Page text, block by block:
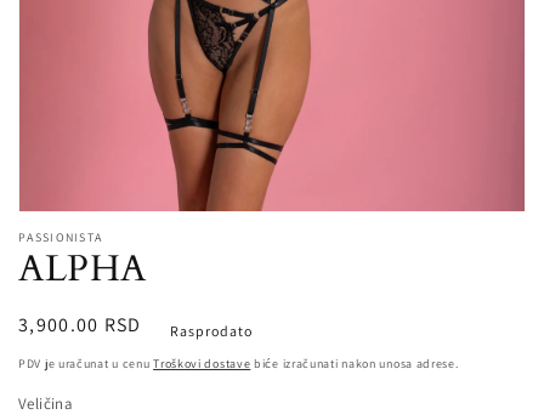
media
in
PASSIONISTA
ALPHA
Redovna
cena
3,900.00 RSD Rasprodato
PDV je uračunat u cenuTroškovi dostave biće izračunati nakon unosa adrese.
Veličina